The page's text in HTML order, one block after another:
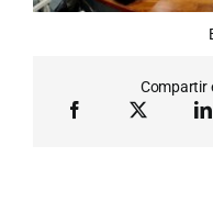
Compartir